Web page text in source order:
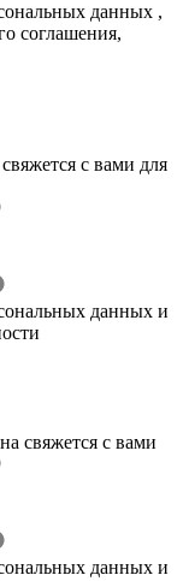
данных ,
соглашения,
с вами для
данных и
свяжется с вами
данных и